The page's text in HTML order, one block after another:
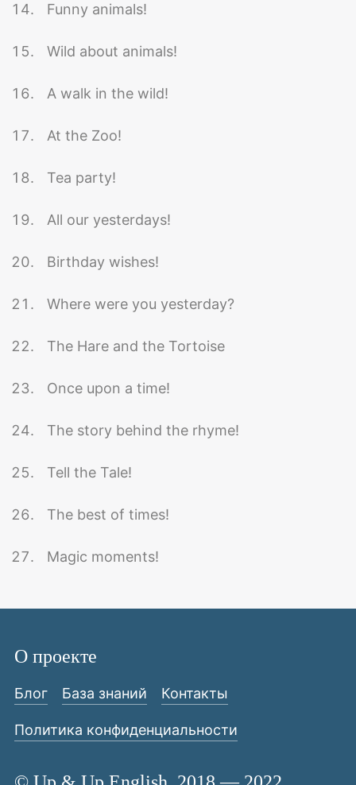
Funny animals!
Wild about animals!
A walk in the wild!
At the Zoo!
Tea party!
All our yesterdays!
Birthday wishes!
Where were you yesterday?
The Hare and the Tortoise
Once upon a time!
The story behind the rhyme!
Tell the Tale!
The best of times!
Magic moments!
О проекте
Блог База знаний Контакты
Политика конфиденциальности